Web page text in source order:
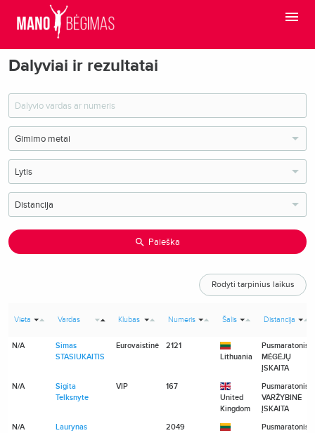
Dalyviai ir rezultatai
Paieška
Rodyti tarpinius laikus
Vieta Vardas Klubas Numeris Šalis Distancija
N/A
Simas
STASIUKAITIS
Eurovaistinė
2121
Lithuania
Pusmaratonis
MĖGĖJŲ
ĮSKAITA
N/A
Sigita
Telksnyte
VIP
167
United
Kingdom
Pusmaratonis
VARŽYBINĖ
ĮSKAITA
N/A
Laurynas
2049
Pusmaratonis